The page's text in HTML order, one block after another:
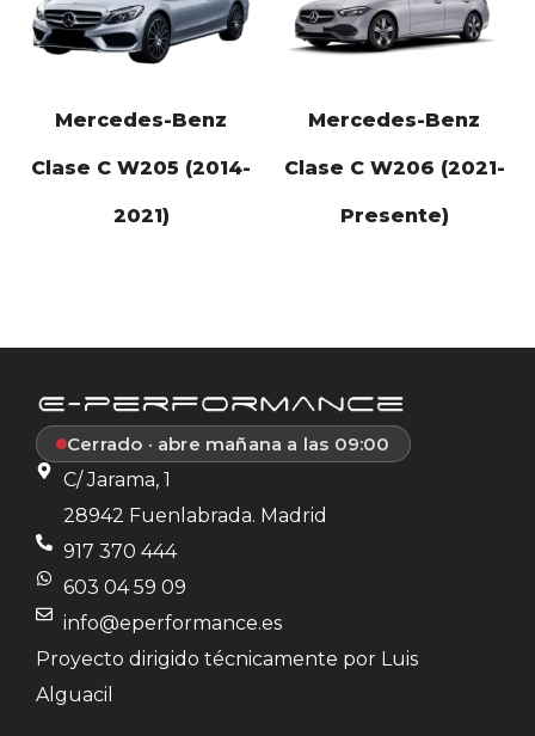
Mercedes-Benz
Clase C W205 (2014-
2021)
Mercedes-Benz
Clase C W206 (2021-
Presente)
Cerrado · abre mañana a las 09:00
C/ Jarama, 1
28942 Fuenlabrada. Madrid
917 370 444
603 04 59 09
info@eperformance.es
Proyecto dirigido técnicamente por Luis
Alguacil